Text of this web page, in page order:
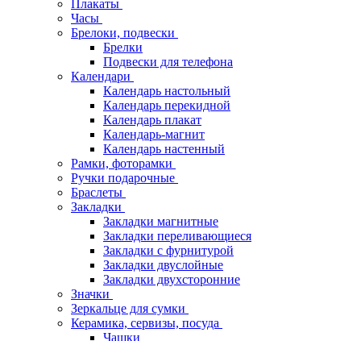
Плакаты
Часы
Брелоки, подвески
Брелки
Подвески для телефона
Календари
Календарь настольный
Календарь перекидной
Календарь плакат
Календарь-магнит
Календарь настенный
Рамки, фоторамки
Ручки подарочные
Браслеты
Закладки
Закладки магнитные
Закладки переливающиеся
Закладки с фурнитурой
Закладки двуслойные
Закладки двухсторонние
Значки
Зеркальце для сумки
Керамика, сервизы, посуда
Чашки